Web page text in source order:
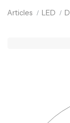
Articles LED